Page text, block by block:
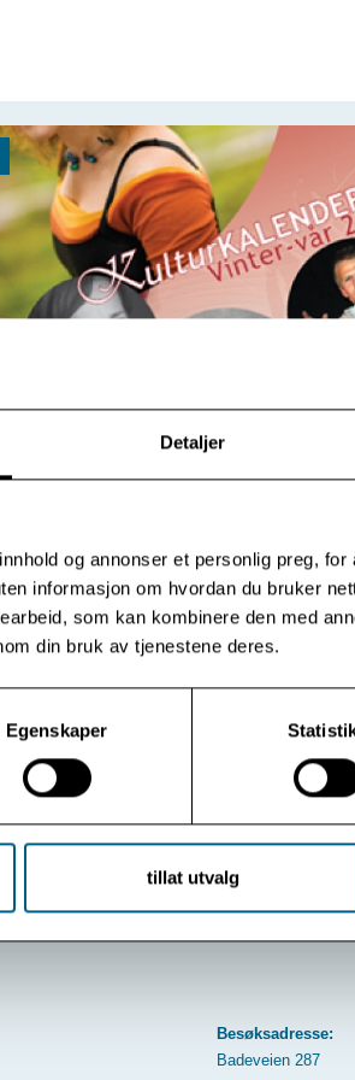
Detaljer
og annonser et personlig preg,
informasjon om hvordan du bruker
som kan kombinere den med
din bruk av tjenestene deres.
Egenskaper
tillat utvalg
Les mer
Vis flere Se
Besøksadresse:
Badeveien 287